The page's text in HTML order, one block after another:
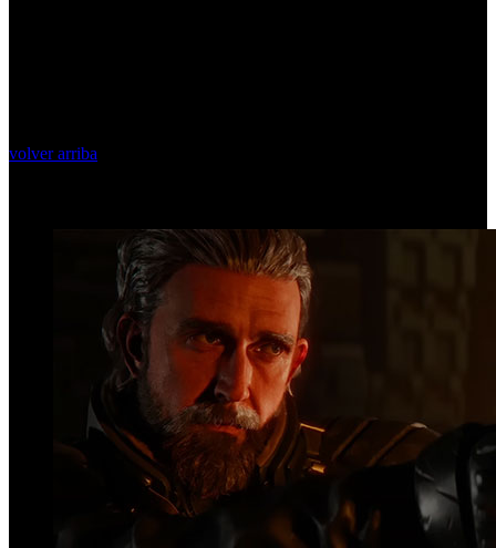
volver arriba